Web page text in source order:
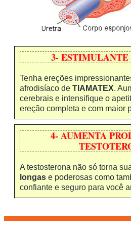
3-
Tenha ereções
afrodisíaco de TIAMATEX.
cerebrais e intensifique o
ereção completa e com maior
4- AUMENTA
A testosterona não só torna
longas e poderosas como
confiante e seguro para você